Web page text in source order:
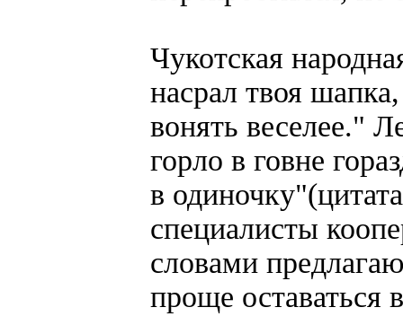
Чукотская
насрал твоя
вонять веселее."
горло в говне
в
специалисты
словами
проще оставаться